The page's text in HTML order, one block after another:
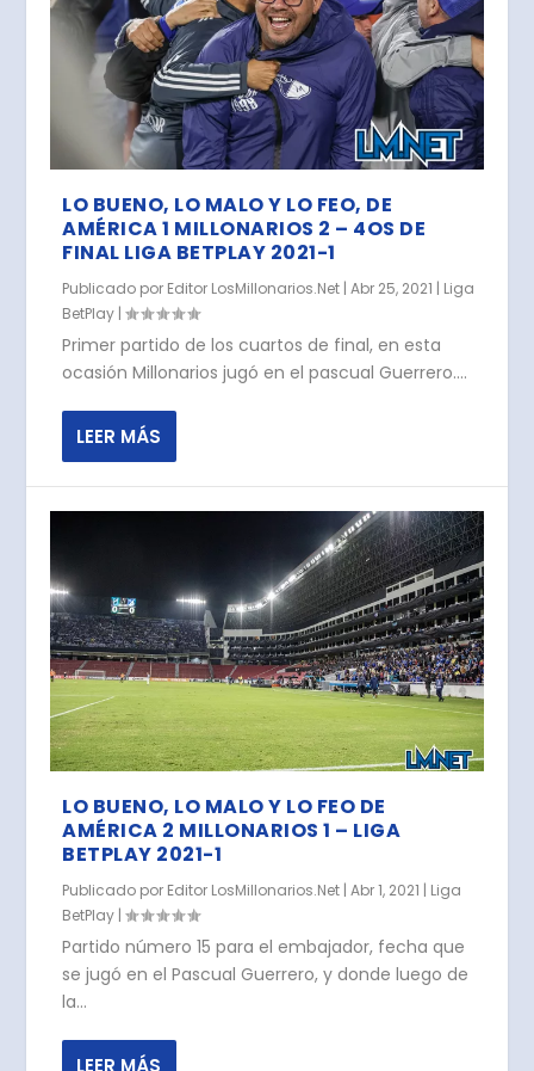
LO BUENO, LO MALO Y LO FEO, DE
AMÉRICA 1 MILLONARIOS 2 – 4OS DE
FINAL LIGA BETPLAY 2021-1
Publicado por Editor LosMillonarios.Net |Abr 25, 2021 | Liga
BetPlay |
Primer partido de los cuartos de final, en esta
ocasión Millonarios jugó en el pascual Guerrero....
LEER MÁS
LO BUENO, LO MALO Y LO FEO DE
AMÉRICA 2 MILLONARIOS 1 – LIGA
BETPLAY 2021-1
Publicado por Editor LosMillonarios.Net |Abr 1, 2021 | Liga
BetPlay |
Partido número 15 para el embajador, fecha que
se jugó en el Pascual Guerrero, y donde luego de
la...
LEER MÁS